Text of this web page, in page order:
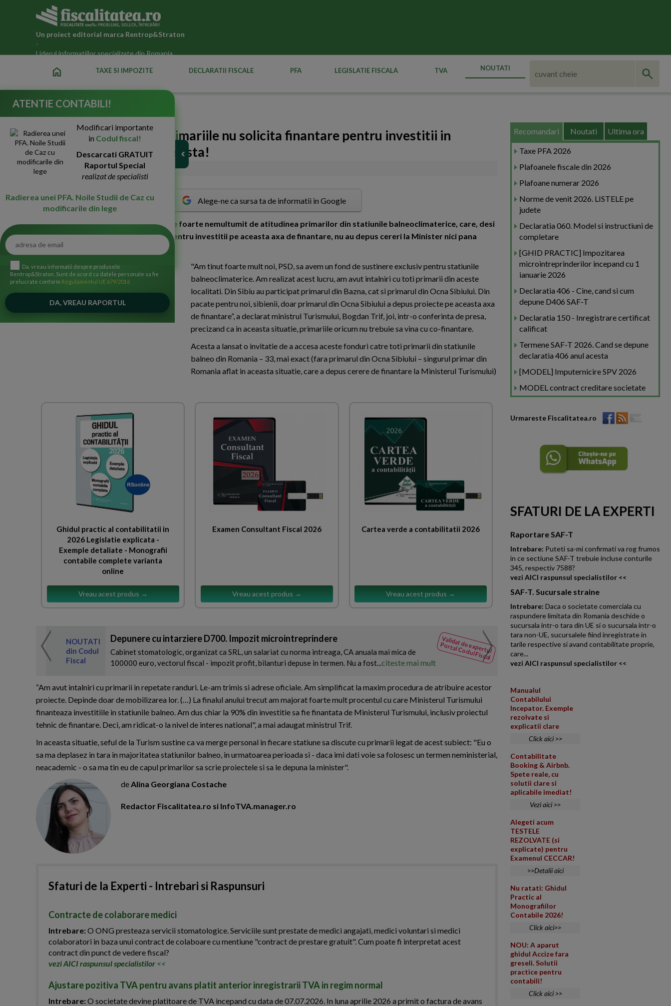
Un proiect editorial marca Rentrop&Straton
-
Liderul informatiilor specializate din Romania
home TAXE SI IMPOZITE DECLARATII FISCALE PFA LEGISLATIE FISCALA TVA NOUTATI
Ministrul Turismului: Primariile nu solicita finantare pentru investitii in
statiunile balneo. Bani exista!
23-Aug-2019 1942
Alege-ne ca sursa ta de informatii in Google
Ministrul Turismului, Bogdan Trif, este foarte nemultumit de atitudinea primarilor din statiunile balneoclimaterice, care, desi
au fost incurajati sa solicite fonduri pentru investitii pe aceasta axa de finantare, nu au depus cereri la Minister nici pana
acum.
"Am tinut foarte mult noi, PSD, sa avem un fond de sustinere exclusiv pentru statiunile
balneoclimaterice. Am realizat acest lucru, am avut intalniri cu toti primarii din aceste
localitati. Din Sibiu au participat primarul din Bazna, cat si primarul din Ocna Sibiului. Din
pacate pentru noi, sibienii, doar primarul din Ocna Sibiului a depus proiecte pe aceasta axa
de finantare”, a declarat ministrul Turismului, Bogdan Trif, joi, intr-o conferinta de presa,
precizand ca in aceasta situatie, primariile oricum nu trebuie sa vina cu co-finantare.
Acesta a lansat o invitatie de a accesa aceste fonduri catre toti primarii din statiunile
balneo din Romania – 33, mai exact (fara primarul din Ocna Sibiului – singurul primar din
Romania aflat in aceasta situatie, care a depus cerere de finantare la Ministerul Turismului)
Ghidul practic al contabilitatii in
2026 Legislatie explicata -
Exemple detaliate - Monografii
contabile complete varianta
online
Vreau acest produs →
Examen Consultant Fiscal 2026
Vreau acest produs →
Cartea verde a contabilitatii 2026
Vreau acest produs →
NOUTATI
din Codul
Fiscal
Validat de expertul
Portal Codul Fiscal
Depunere cu intarziere D700. Impozit microintreprindere
Cabinet stomatologic, organizat ca SRL, un salariat cu norma intreaga, CA anuala mai mica de
100000 euro, vectorul fiscal - impozit profit, bilanturi depuse in termen. Nu a fost...citeste mai mult
NOUTATI
din Codul
Fiscal
Dividende din Italia
nu plateste impozitele direct
“Am avut intalniri cu primarii in repetate randuri. Le-am trimis si adrese oficiale. Am simplificat la maxim procedura de atribuire acestor
proiecte. Depinde doar de mobilizarea lor. (…) La finalul anului trecut am majorat foarte mult procentul cu care Ministerul Turismului
finanteaza investitiile in statiunile balneo. Am dus chiar la 90% din investitie sa fie finantata de Ministerul Turismului, inclusiv proiectul
tehnic de finantare. Deci, am ridicat-o la nivel de interes national", a mai adaugat ministrul Trif.
In aceasta situatie, seful de la Turism sustine ca va merge personal in fiecare statiune sa discute cu primarii legat de acest subiect: "Eu o
sa ma deplasez in tara in majoritatea statiunilor balneo, in urmatoarea perioada si - daca imi dati voie sa folosesc un termen neministerial,
neacademic - o sa ma tin eu de capul primarilor sa scrie proiectele si sa le depuna la minister".
deAlina Georgiana Costache
Redactor Fiscalitatea.ro si InfoTVA.manager.ro
Sfaturi de la Experti - Intrebari si Raspunsuri
Contracte de colaborare medici
Intrebare:O ONG presteaza servicii stomatologice. Serviciile sunt prestate de medici angajati, medici voluntari si medici
colaboratori in baza unui contract de colaboare cu mentiune "contract de prestare gratuit". Cum poate fi interpretat acest
contract din punct de vedere fiscal?
vezi AICI raspunsul specialistilor <<
Ajustare pozitiva TVA pentru avans platit anterior inregistrarii TVA in regim normal
Intrebare:O societate devine platitoare de TVA incepand cu data de 07.07.2026. In luna aprilie 2026 a primit o factura de avans
Recomandari Noutati Ultima ora
Taxe PFA 2026
Plafoanele fiscale din 2026
Plafoane numerar 2026
Norme de venit 2026. LISTELE pe
judete
Declaratia 060. Model si instructiuni de
completare
[GHID PRACTIC] Impozitarea
microintreprinderilor incepand cu 1
ianuarie 2026
Declaratia 406 - Cine, cand si cum
depune D406 SAF-T
Declaratia 150 - Inregistrare certificat
calificat
Termene SAF-T 2026. Cand se depune
declaratia 406 anul acesta
[MODEL] Imputernicire SPV 2026
MODEL contract creditare societate
Urmareste Fiscalitatea.ro
SFATURI DE LA EXPERTI
Raportare SAF-T
Intrebare: Puteti sa-mi confirmati va rog frumos
in ce sectiune SAF-T trebuie incluse conturile
345, respectiv 7588?
vezi AICI raspunsul specialistilor <<
SAF-T. Sucursale straine
Intrebare: Daca o societate comerciala cu
raspundere limitata din Romania deschide o
sucursala intr-o tara din UE si o sucursala intr-o
tara non-UE, sucursalele fiind inregistrate in
tarile respective si avand contabilitate proprie,
care...
vezi AICI raspunsul specialistilor <<
Manualul
Contabilului
Incepator. Exemple
rezolvate si
explicatii clare
Click aici >>
Contabilitate
Booking & Airbnb.
Spete reale, cu
solutii clare si
aplicabile imediat!
Vezi aici >>
Alegeti acum
TESTELE
REZOLVATE (si
explicate) pentru
Examenul CECCAR!
>>Detalii aici
Nu ratati: Ghidul
Practic al
Monografiilor
Contabile 2026!
Click aici>>
NOU: A aparut
ghidul Accize fara
greseli. Solutii
practice pentru
contabili!
Click aici >>
ATENTIE CONTABILI!
Modificari importante
in Codul fiscal!
Descarcati GRATUIT
Raportul Special
realizat de specialisti
Radierea unei PFA. Noile Studii de Caz cu
modificarile din lege
Da, vreau informatii despre produsele
Rentrop&Straton. Sunt de acord ca datele personale sa fie
prelucrate conform Regulamentul UE 679/2016